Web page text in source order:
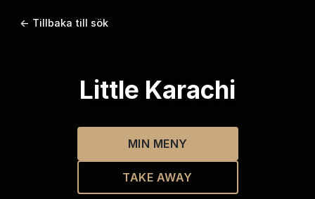
← Tillbaka till sök
Little Karachi
MIN MENY
TAKE AWAY